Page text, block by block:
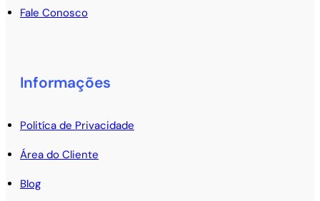
Fale Conosco
Informações
Politíca de Privacidade
Área do Cliente
Blog